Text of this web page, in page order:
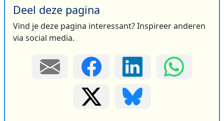
Deel deze pagina
Vind je deze pagina interessant? Inspireer anderen
via social media.